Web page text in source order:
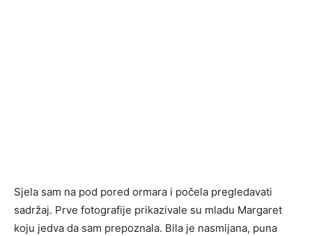
Sjela sam na pod pored ormara i počela pregledavati
sadržaj. Prve fotografije prikazivale su mladu Margaret
koju jedva da sam prepoznala. Bila je nasmijana, puna